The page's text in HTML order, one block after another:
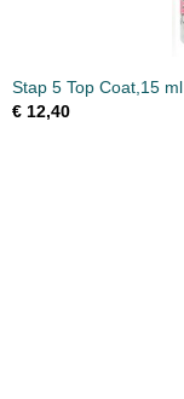
Stap 5 Top Coat,15 ml
€ 12,40